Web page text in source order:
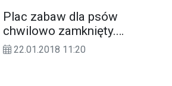
Plac zabaw dla psów
chwilowo zamknięty.
Czytelnicy pytają, dlaczego
22.01.2018 11:20